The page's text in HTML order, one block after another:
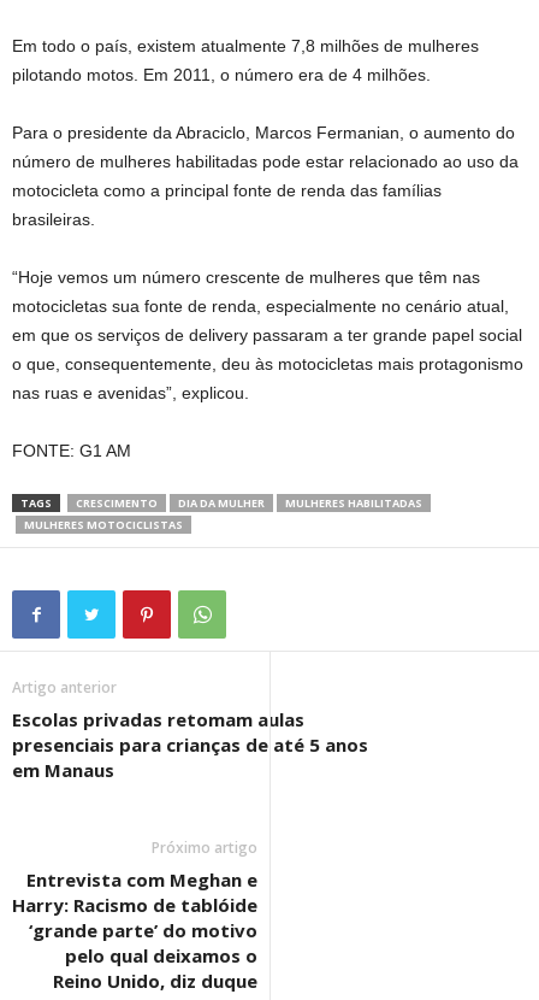
Em todo o país, existem atualmente 7,8 milhões de mulheres
pilotando motos. Em 2011, o número era de 4 milhões.
Para o presidente da Abraciclo, Marcos Fermanian, o aumento do
número de mulheres habilitadas pode estar relacionado ao uso da
motocicleta como a principal fonte de renda das famílias
brasileiras.
“Hoje vemos um número crescente de mulheres que têm nas
motocicletas sua fonte de renda, especialmente no cenário atual,
em que os serviços de delivery passaram a ter grande papel social
o que, consequentemente, deu às motocicletas mais protagonismo
nas ruas e avenidas”, explicou.
FONTE: G1 AM
TAGS CRESCIMENTO DIA DA MULHER
MULHERES HABILITADAS
MULHERES MOTOCICLISTAS
Artigo anterior
Escolas privadas retomam aulas
presenciais para crianças de até 5 anos
em Manaus
Próximo artigo
Entrevista com Meghan e
Harry: Racismo de tablóide
‘grande parte’ do motivo
pelo qual deixamos o
Reino Unido, diz duque